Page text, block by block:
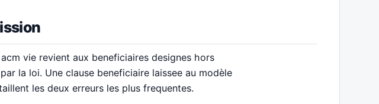
vie revient aux beneficiaires designes hors
la loi. Une clause beneficiaire laissee au modèle
les deux erreurs les plus frequentes.